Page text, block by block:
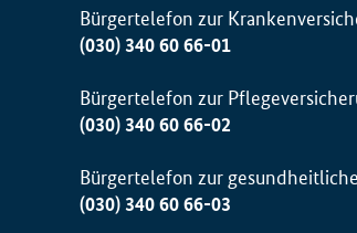
Bürgertelefon zur
(030) 340 60 66-01
Bürgertelefon zur
(030) 340 60 66-02
Bürgertelefon zur
(030) 340 60 66-03